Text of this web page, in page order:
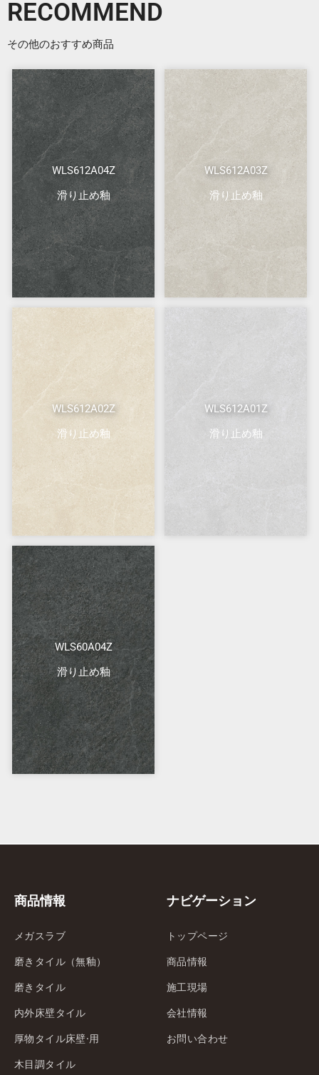
RECOMMEND
その他のおすすめ商品
WLS612A04Z
滑り止め釉
WLS612A03Z
滑り止め釉
WLS612A02Z
滑り止め釉
WLS612A01Z
滑り止め釉
WLS60A04Z
滑り止め釉
商品情報
メガスラブ
磨きタイル（無釉）
磨きタイル
内外床壁タイル
厚物タイル床壁·用
木目調タイル
ナビゲーション
トップページ
商品情報
施工現場
会社情報
お問い合わせ